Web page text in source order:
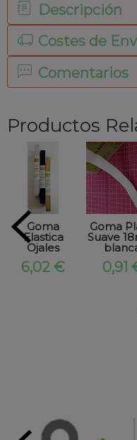
Descripción
Costes de
Comentarios
Productos
Goma
Elastica
Ojales
6,02 €
Goma
Suave
0,91